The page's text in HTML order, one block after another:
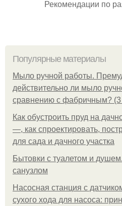
Рекомендации по
Популярные материалы
Мыло ручной работы.
действительно ли мыло
сравнению с фабричным?
Как обустроить пруд на
—, как спроектировать,
для сада и дачного участка
Бытовки с туалетом и
санузлом
Насосная станция с
сухого хода для насоса: